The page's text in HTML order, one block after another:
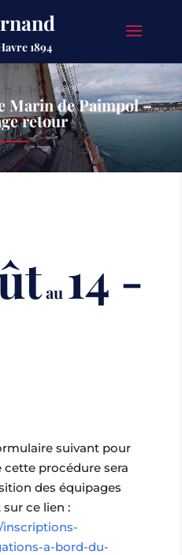
1894
Marin de Paimpol –
retour
au 14 -
suivant pour
procédure sera
des équipages
ce lien :
a-bord-du-